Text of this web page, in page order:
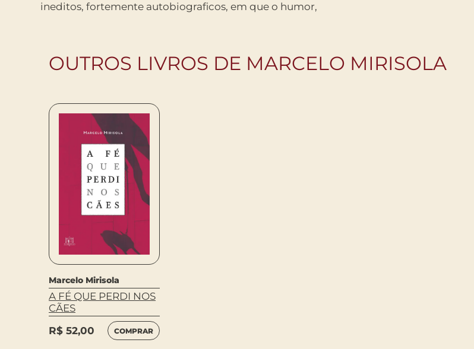
ineditos, fortemente autobiograficos, em que o humor,
OUTROS LIVROS DE MARCELO MIRISOLA
Marcelo Mirisola
A FÉ QUE PERDI NOS
CÃES
R$ 52,00 COMPRAR